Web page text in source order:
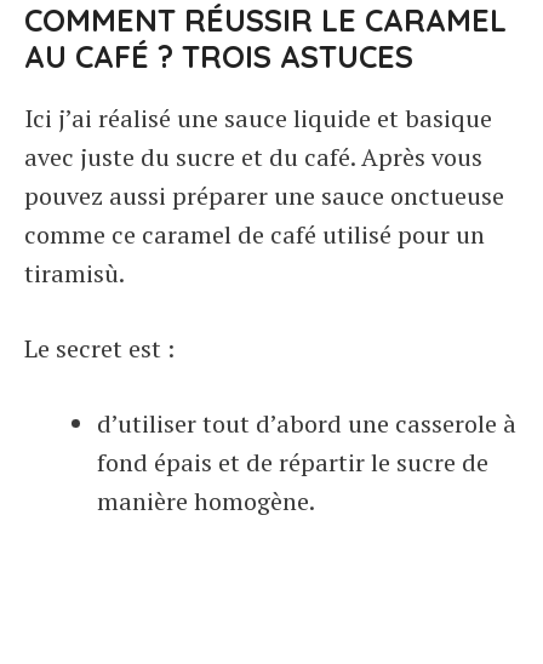
COMMENT RÉUSSIR LE CARAMEL
AU CAFÉ ? TROIS ASTUCES
Ici j’ai réalisé une sauce liquide et basique
avec juste du sucre et du café. Après vous
pouvez aussi préparer une sauce onctueuse
comme ce caramel de café utilisé pour un
tiramisù.
Le secret est :
d’utiliser tout d’abord une casserole à
fond épais et de répartir le sucre de
manière homogène.